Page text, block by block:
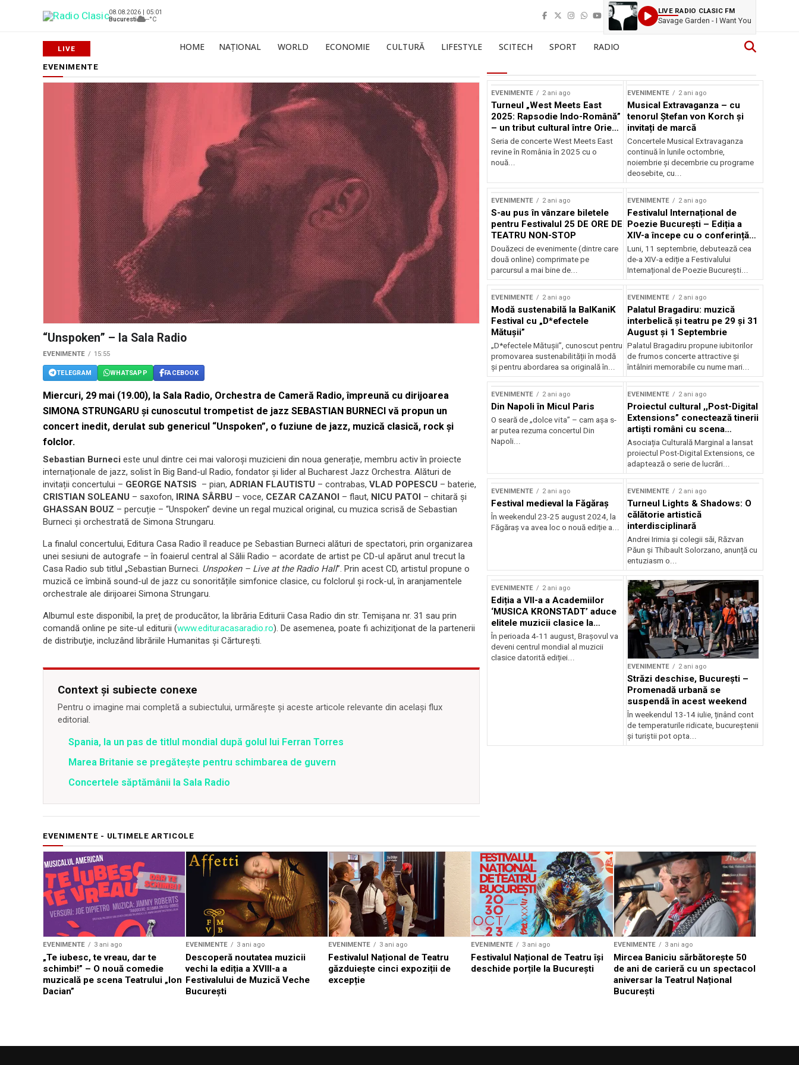
08.08.2026 | 05:01
Bucuresti
--°C
LIVE RADIO CLASIC FM
Savage Garden - I Want You
HOME NAȚIONAL WORLD ECONOMIE CULTURĂ LIFESTYLE SCITECH SPORT RADIO
EVENIMENTE
“Unspoken” – la Sala Radio
EVENIMENTE 15:55
TELEGRAM WHATSAPP FACEBOOK
Miercuri, 29 mai (19.00), la Sala Radio, Orchestra de Cameră Radio, împreună cu dirijoarea
SIMONA STRUNGARU și cunoscutul trompetist de jazz SEBASTIAN BURNECI vă propun un
concert inedit, derulat sub genericul “Unspoken”, o fuziune de jazz, muzică clasică, rock și
folclor.
Sebastian Burneci este unul dintre cei mai valoroși muzicieni din noua generație, membru activ în proiecte
internaționale de jazz, solist în Big Band-ul Radio, fondator și lider al Bucharest Jazz Orchestra. Alături de
invitații concertului – GEORGE NATSIS – pian, ADRIAN FLAUTISTU – contrabas, VLAD POPESCU – baterie,
CRISTIAN SOLEANU – saxofon, IRINA SÂRBU – voce, CEZAR CAZANOI – flaut, NICU PATOI – chitară și
GHASSAN BOUZ – percuție – “Unspoken” devine un regal muzical original, cu muzica scrisă de Sebastian
Burneci și orchestrată de Simona Strungaru.
La finalul concertului, Editura Casa Radio îl readuce pe Sebastian Burneci alături de spectatori, prin organizarea
unei sesiuni de autografe – în foaierul central al Sălii Radio – acordate de artist pe CD-ul apărut anul trecut la
Casa Radio sub titlul „Sebastian Burneci. Unspoken – Live at the Radio Hall”. Prin acest CD, artistul propune o
muzică ce îmbină sound-ul de jazz cu sonoritățile simfonice clasice, cu folclorul și rock-ul, în aranjamentele
orchestrale ale dirijoarei Simona Strungaru.
Albumul este disponibil, la preț de producător, la librăria Editurii Casa Radio din str. Temişana nr. 31 sau prin
comandă online pe site-ul editurii (www.edituracasaradio.ro). De asemenea, poate fi achiziţionat de la partenerii
de distribuţie, incluzând librăriile Humanitas şi Cărtureşti.
Context și subiecte conexe
Pentru o imagine mai completă a subiectului, urmărește și aceste articole relevante din același flux
editorial.
Spania, la un pas de titlul mondial după golul lui Ferran Torres
Marea Britanie se pregătește pentru schimbarea de guvern
Concertele săptămânii la Sala Radio
EVENIMENTE 2 ani ago
Turneul „West Meets East
2025: Rapsodie Indo-Română”
– un tribut cultural între Orient
și Occident
Seria de concerte West Meets East
revine în România în 2025 cu o
nouă...
EVENIMENTE 2 ani ago
Musical Extravaganza – cu
tenorul Ștefan von Korch și
invitați de marcă
Concertele Musical Extravaganza
continuă în lunile octombrie,
noiembrie şi decembrie cu programe
deosebite, cu...
EVENIMENTE 2 ani ago
S-au pus în vânzare biletele
pentru Festivalul 25 DE ORE DE
TEATRU NON-STOP
Douăzeci de evenimente (dintre care
două online) comprimate pe
parcursul a mai bine de...
EVENIMENTE 2 ani ago
Festivalul Internațional de
Poezie București – Ediția a
XIV-a începe cu o conferință
despre limba română
susținută de Marco Lucchesi
Luni, 11 septembrie, debutează cea
de-a XIV-a ediție a Festivalului
Internațional de Poezie București...
EVENIMENTE 2 ani ago
Modă sustenabilă la BalKaniK
Festival cu „D*efectele
Mătușii”
„D*efectele Mătușii”, cunoscut pentru
promovarea sustenabilității în modă
și pentru abordarea sa originală în...
EVENIMENTE 2 ani ago
Palatul Bragadiru: muzică
interbelică şi teatru pe 29 şi 31
August şi 1 Septembrie
Palatul Bragadiru propune iubitorilor
de frumos concerte attractive şi
întâlniri memorabile cu nume mari...
EVENIMENTE 2 ani ago
Din Napoli în Micul Paris
O seară de „dolce vita” – cam așa s-
ar putea rezuma concertul Din
Napoli...
EVENIMENTE 2 ani ago
Proiectul cultural ,,Post-Digital
Extensions” conectează tinerii
artiști români cu scena
internațională
Asociația Culturală Marginal a lansat
proiectul Post-Digital Extensions, ce
adaptează o serie de lucrări...
EVENIMENTE 2 ani ago
Festival medieval la Făgăraș
În weekendul 23-25 august 2024, la
Făgăraș va avea loc o nouă ediție a...
EVENIMENTE 2 ani ago
Turneul Lights & Shadows: O
călătorie artistică
interdisciplinară
Andrei Irimia și colegii săi, Răzvan
Păun și Thibault Solorzano, anunță cu
entuziasm o...
EVENIMENTE 2 ani ago
Ediția a VII-a a Academiilor
‘MUSICA KRONSTADT’ aduce
elitele muzicii clasice la
Brașov
În perioada 4-11 august, Brașovul va
deveni centrul mondial al muzicii
clasice datorită ediției...
EVENIMENTE 2 ani ago
Străzi deschise, București –
Promenadă urbană se
suspendă în acest weekend
În weekendul 13-14 iulie, ținând cont
de temperaturile ridicate, bucureștenii
și turiștii pot opta...
EVENIMENTE - ULTIMELE ARTICOLE
EVENIMENTE 3 ani ago
„Te iubesc, te vreau, dar te
schimbi!” – O nouă comedie
muzicală pe scena Teatrului „Ion
Dacian”
EVENIMENTE 3 ani ago
Descoperă noutatea muzicii
vechi la ediția a XVIII-a a
Festivalului de Muzică Veche
București
EVENIMENTE 3 ani ago
Festivalul Național de Teatru
găzduiește cinci expoziții de
excepție
EVENIMENTE 3 ani ago
Festivalul Național de Teatru își
deschide porțile la București
EVENIMENTE 3 ani ago
Mircea Baniciu sărbătorește 50
de ani de carieră cu un spectacol
aniversar la Teatrul Național
București